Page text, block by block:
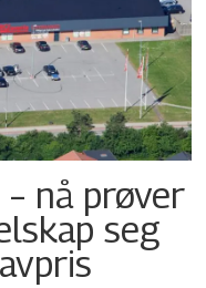
nå prøver
seg